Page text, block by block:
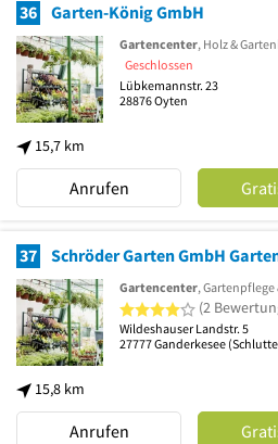
36 Garten-König GmbH
15,7 km
Gartencenter, Holz &
Geschlossen
Lübkemannstr. 23
28876Oyten
Anrufen
37 Schröder Garten GmbH
15,8 km
Gartencenter,
4 von 5 Sternen
(2
Wildeshauser Landstr. 5
27777Ganderkesee
Anrufen